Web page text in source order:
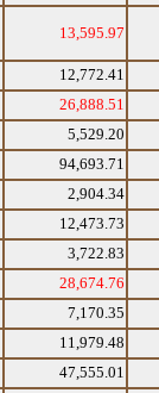
13,595.97
12,772.41
26,888.51
5,529.20
94,693.71
2,904.34
12,473.73
3,722.83
28,674.76
7,170.35
11,979.48
47,555.01